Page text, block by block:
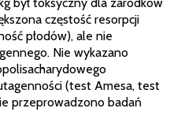
częstość resorpcji
płodów), ale nie
Nie wykazano
(test Amesa, test
przeprowadzono badań